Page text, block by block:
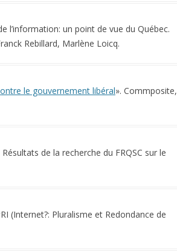
l’information: un point de vue du Québec.
Rebillard, Marlène Loicq.
le gouvernement libéral». Commposite,
de la recherche du FRQSC sur le
(Internet?: Pluralisme et Redondance de